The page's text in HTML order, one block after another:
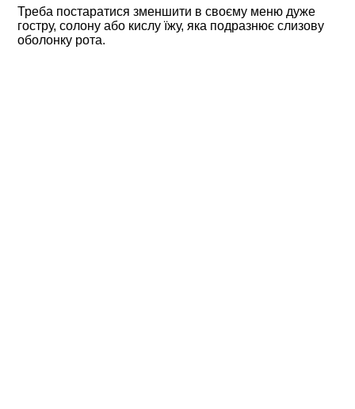
Треба постаратися зменшити в своєму меню дуже
гостру, солону або кислу їжу, яка подразнює слизову
оболонку рота.